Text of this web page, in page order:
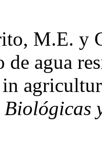
M.E. y
de agua
in